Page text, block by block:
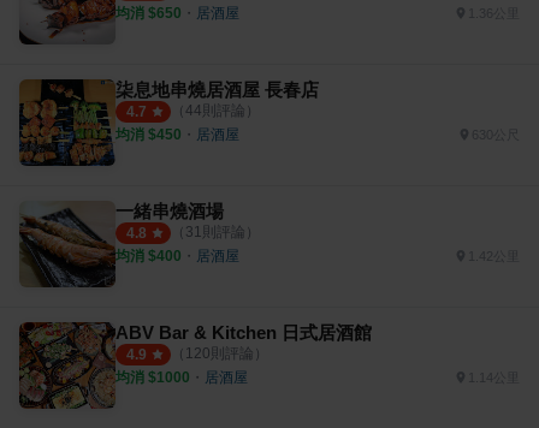
均消 $650 ・ 居酒屋
柒息地串燒居酒屋 長春店
4.7 （ 44則評論）
均消 $450 ・ 居酒屋
一緒串燒酒場
4.8 （ 31 則評論）
均消 $400 ・ 居酒屋 1.42公里
ABV Bar & Kitchen 日式居酒館
4.9 （ 120則評論）
均消 $1000 ・ 居酒屋 1.14公里